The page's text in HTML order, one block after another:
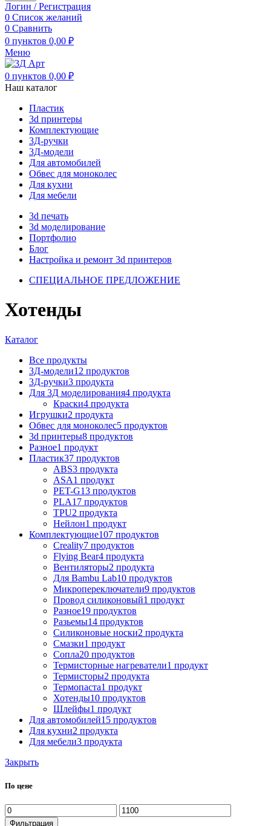
Логин / Регистрация
0 Список желаний
0 Сравнить
0 пунктов 0,00 ₽
Меню
0 пунктов 0,00 ₽
Наш каталог
Пластик
3d принтеры
Комплектующие
3Д-ручки
3Д-модели
Для автомобилей
Обвес для моноколес
Для кухни
Для мебели
3d печать
3d моделирование
Портфолио
Блог
Настройка и ремонт 3d принтеров
СПЕЦИАЛЬНОЕ ПРЕДЛОЖЕНИЕ
Хотенды
Каталог
Все продукты
3Д-модели12 продуктов
3Д-ручки3 продукта
Для 3Д моделирования4 продукта
Краски4 продукта
Игрушки2 продукта
Обвес для моноколес5 продуктов
3d принтеры8 продуктов
Разное1 продукт
Пластик37 продуктов
ABS3 продукта
ASA1 продукт
PET-G13 продуктов
PLA17 продуктов
TPU2 продукта
Нейлон1 продукт
Комплектующие107 продуктов
Creality7 продуктов
Flying Bear4 продукта
Вентиляторы2 продукта
Для Bambu Lab10 продуктов
Микропереключатели9 продуктов
Провод силиконовый1 продукт
Разное19 продуктов
Разьемы14 продуктов
Силиконовые носки2 продукта
Смазки1 продукт
Сопла20 продуктов
Термисторные нагреватели1 продукт
Термисторы2 продукта
Термопаста1 продукт
Хотенды10 продуктов
Шлейфы1 продукт
Для автомобилей15 продуктов
Для кухни2 продукта
Для мебели3 продукта
Закрыть
По цене
Минимальная
цена
Максимальная
цена
Фильтрация